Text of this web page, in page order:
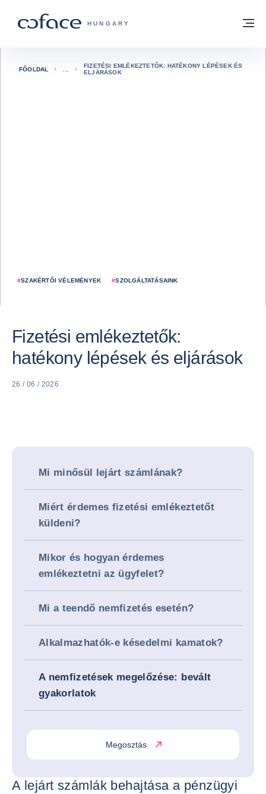
COFACE FOR TRADE - A COFACE
HUNGARY
Vissza a főoldalra
#SZAKÉRTŐI VÉLEMÉNYEK #SZOLGÁLTATÁSAINK
FŐOLDAL
FIZETÉSI EMLÉKEZTETŐK: HATÉKONY LÉPÉSEK ÉS
ELJÁRÁSOK
Fizetési emlékeztetők:
hatékony lépések és eljárások
26 / 06 / 2026
Mi minősül lejárt számlának?
Miért érdemes fizetési emlékeztetőt
küldeni?
Mikor és hogyan érdemes
emlékeztetni az ügyfelet?
Mi a teendő nemfizetés esetén?
Alkalmazhatók-e késedelmi kamatok?
A nemfizetések megelőzése: bevált
gyakorlatok
Megosztás
A lejárt számlák behajtása a pénzügyi